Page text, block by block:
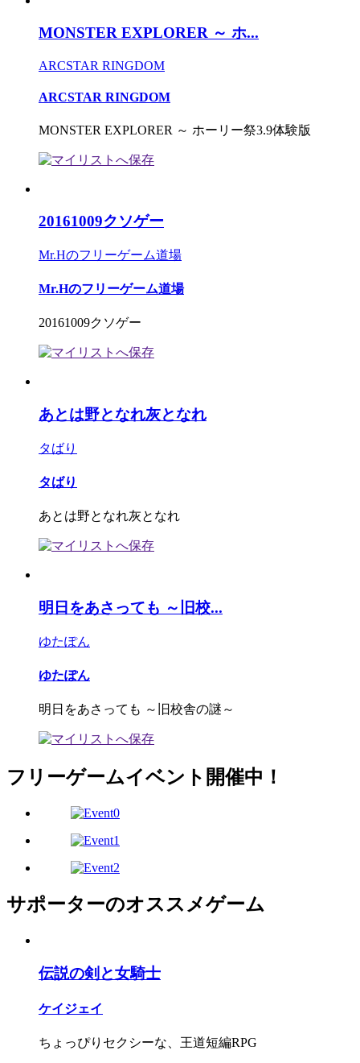
MONSTER EXPLORER ～ ホ...
ARCSTAR RINGDOM
ARCSTAR RINGDOM
MONSTER EXPLORER ～ ホーリー祭3.9体験版
20161009クソゲー
Mr.Hのフリーゲーム道場
Mr.Hのフリーゲーム道場
20161009クソゲー
あとは野となれ灰となれ
タばり
タばり
あとは野となれ灰となれ
明日をあさっても ～旧校...
ゆたぽん
ゆたぽん
明日をあさっても ～旧校舎の謎～
フリーゲームイベント開催中！
サポーターのオススメゲーム
伝説の剣と女騎士
ケイジェイ
ちょっぴりセクシーな、王道短編RPG